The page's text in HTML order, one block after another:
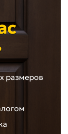
размеров